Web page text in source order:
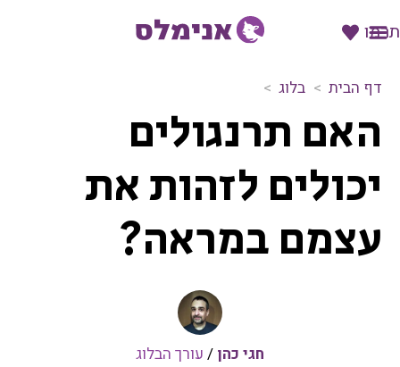
תרמו
דף הבית בלוג
א
ם
ר
ג
ו
כ
האם תרנגולים
יכולים לזהות את
עצמם במראה?
חגי כהן / עורך הבלוג